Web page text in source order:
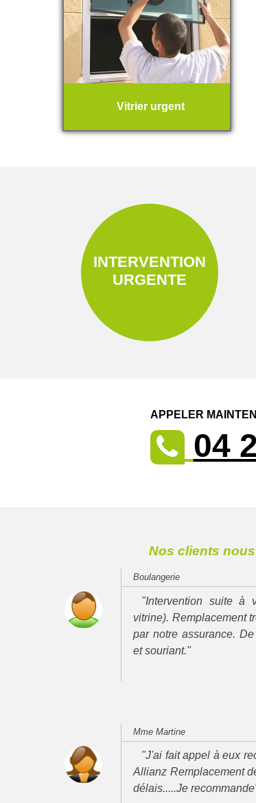
Vitrier urgent
INTERVENTION
URGENTE
APPELER
04
Nos clients
Boulangerie
"Intervention suite à
vitrine). Remplacement
par notre assurance.
et souriant."
Mme Martine
"J'ai fait appel à eux
Allianz Remplacement
délais.....Je